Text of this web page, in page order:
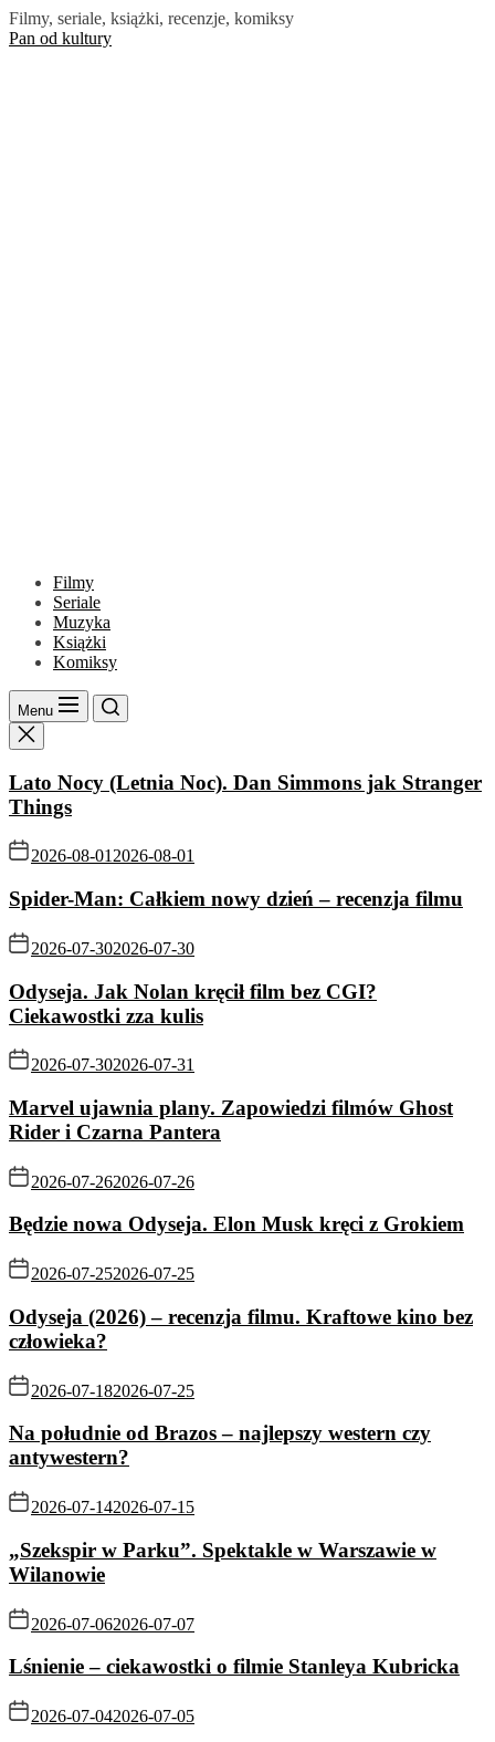
Skip
to
Filmy, seriale, książki, recenzje, komiksy
Pan od kultury
Filmy
Seriale
Muzyka
Książki
Komiksy
Menu
Lato Nocy (Letnia Noc). Dan Simmons jak Stranger
Things
2026-08-012026-08-01
Spider-Man: Całkiem nowy dzień – recenzja filmu
2026-07-302026-07-30
Odyseja. Jak Nolan kręcił film bez CGI?
Ciekawostki zza kulis
2026-07-302026-07-31
Marvel ujawnia plany. Zapowiedzi filmów Ghost
Rider i Czarna Pantera
2026-07-262026-07-26
Będzie nowa Odyseja. Elon Musk kręci z Grokiem
2026-07-252026-07-25
Odyseja (2026) – recenzja filmu. Kraftowe kino bez
człowieka?
2026-07-182026-07-25
Na południe od Brazos – najlepszy western czy
antywestern?
2026-07-142026-07-15
„Szekspir w Parku”. Spektakle w Warszawie w
Wilanowie
2026-07-062026-07-07
Lśnienie – ciekawostki o filmie Stanleya Kubricka
2026-07-042026-07-05